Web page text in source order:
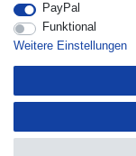
PayPal
Funktional
Weitere Einstellungen